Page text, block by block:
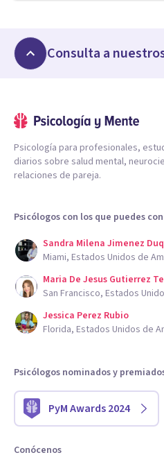
Consulta a
Psicología para profesionales,
diarios sobre salud mental,
relaciones de pareja.
Psicólogos con los que puedes
Sandra Milena Jimenez
Miami, Estados Unidos de
Maria De Jesus Gutierrez
San Francisco, Estados
Jessica Perez Rubio
Florida, Estados Unidos de
Psicólogos nominados y
PyM Awards 2024
Conócenos